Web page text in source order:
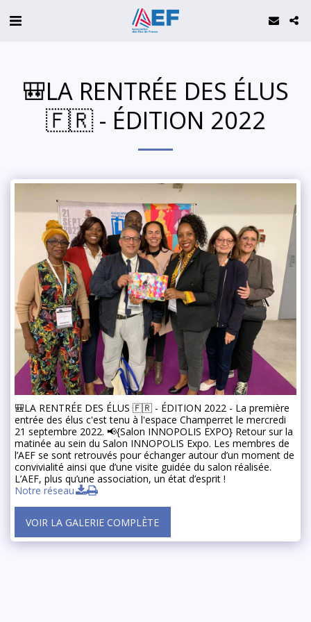
🎒LA RENTRÉE DES ÉLUS
🇫🇷 - ÉDITION 2022
🎒LA RENTRÉE DES ÉLUS 🇫🇷 - ÉDITION 2022 - La première
entrée des élus c'est tenu à l'espace Champerret le mercredi
21 septembre 2022. 📢{Salon INNOPOLIS EXPO} Retour sur la
matinée au sein du Salon INNOPOLIS Expo. Les membres de
l’AEF se sont retrouvés pour échanger autour d’un moment de
convivialité ainsi que d’une visite guidée du salon réalisée.
L’AEF, plus qu’une association, un état d’esprit !
Notre réseau
VOIR LA GALERIE COMPLÈTE